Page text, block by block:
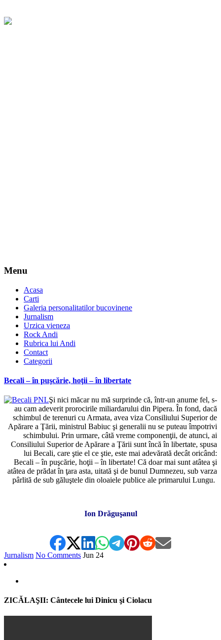
Menu
Acasa
Carti
Galeria personalitatilor bucovinene
Jurnalism
Urzica vieneza
Rock Andi
Rubrica lui Andi
Contact
Categorii
Becali – în puşcărie, hoţii – în libertate
Şi nici măcar nu mă surprinde că, într-un anume fel, s-
au cam adeverit prorocirile miliardarului din Pipera. În fond, dacă
schimbul de terenuri cu Armata, avea viza Consiliului Superior de
Apărare a Ţării, ministrul Babiuc şi generalii nu se puteau împotrivi
schimbului. Prin urmare, câtă vreme componenţii, de atunci, ai
Consiliului Superior de Apărare a Ţării sunt încă în libertate, spusa
lui Becali, care ştie el ce ştie, este mai adevărată decât oricând:
Becali – în puşcărie, hoţii – în libertate! Că doar mai sunt atâtea şi
atâtea de prădat în ţara asta, uitată şi de bunul Dumnezeu, sub varza
pârlită de sub găluştele din oloaiele publice ale primarului Lungu.
Ion Drăguşanul
Jurnalism No Comments Jun 24
ZICĂLAŞII: Cântecele lui Dinicu şi Ciolacu